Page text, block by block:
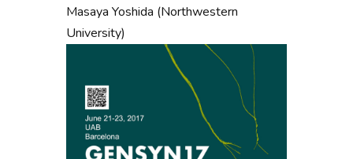
Masaya Yoshida (Northwestern
University)